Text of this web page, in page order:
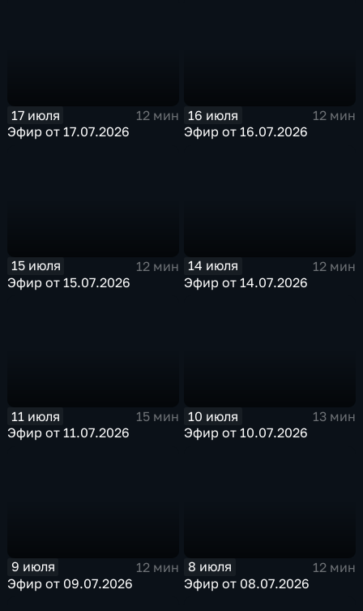
17 июля
12 мин
Эфир от 17.07.2026
16 июля
12 мин
Эфир от 16.07.2026
15 июля
12 мин
Эфир от 15.07.2026
14 июля
12 мин
Эфир от 14.07.2026
11 июля
15 мин
Эфир от 11.07.2026
10 июля
13 мин
Эфир от 10.07.2026
9 июля
12 мин
Эфир от 09.07.2026
8 июля
12 мин
Эфир от 08.07.2026